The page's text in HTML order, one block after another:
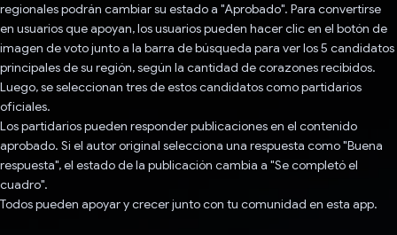
regionales podrán cambiar su estado a "Aprobado". Para convertirse
en usuarios que apoyan, los usuarios pueden hacer clic en el botón de
imagen de voto junto a la barra de búsqueda para ver los 5 candidatos
principales de su región, según la cantidad de corazones recibidos.
Luego, se seleccionan tres de estos candidatos como partidarios
oficiales.
Los partidarios pueden responder publicaciones en el contenido
aprobado. Si el autor original selecciona una respuesta como "Buena
respuesta", el estado de la publicación cambia a "Se completó el
cuadro".
Todos pueden apoyar y crecer junto con tu comunidad en esta app.